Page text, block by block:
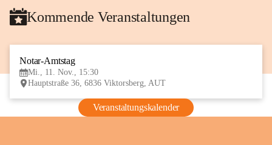
Kommende Veranstaltungen
Notar-Amtstag
Mi., 11. Nov., 15:30
Hauptstraße 36, 6836 Viktorsberg, AUT
Veranstaltungskalender